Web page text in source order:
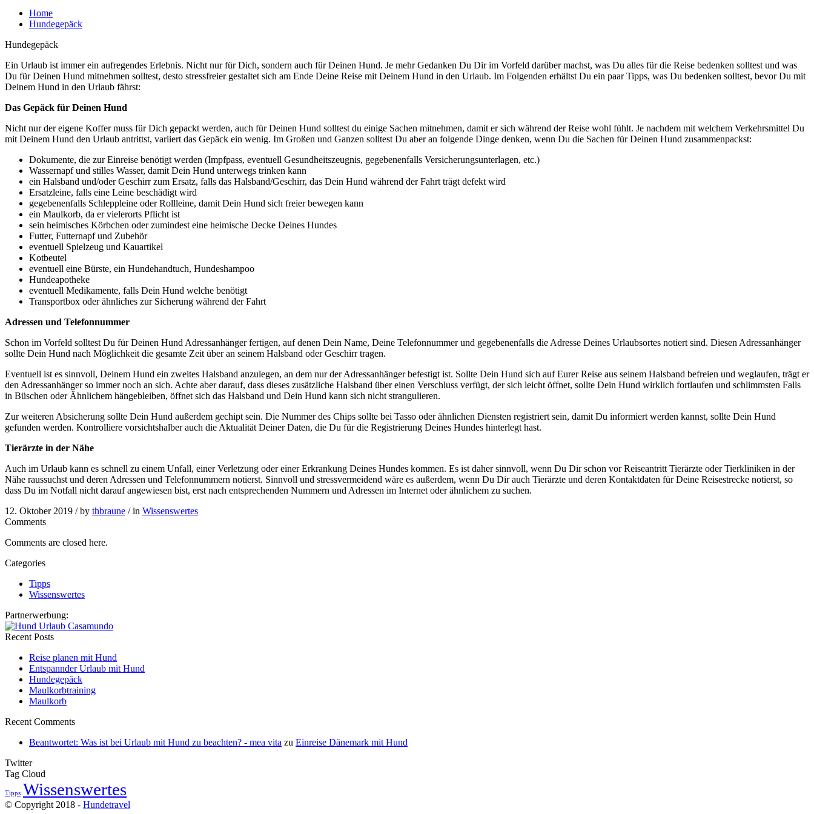
Home
Hundegepäck
Hundegepäck
Ein Urlaub ist immer ein aufregendes Erlebnis. Nicht nur für Dich, sondern auch für Deinen Hund. Je mehr Gedanken Du Dir im Vorfeld darüber machst, was Du alles für die Reise bedenken solltest und was
Du für Deinen Hund mitnehmen solltest, desto stressfreier gestaltet sich am Ende Deine Reise mit Deinem Hund in den Urlaub. Im Folgenden erhältst Du ein paar Tipps, was Du bedenken solltest, bevor Du mit
Deinem Hund in den Urlaub fährst:
Das Gepäck für Deinen Hund
Nicht nur der eigene Koffer muss für Dich gepackt werden, auch für Deinen Hund solltest du einige Sachen mitnehmen, damit er sich während der Reise wohl fühlt. Je nachdem mit welchem Verkehrsmittel Du
mit Deinem Hund den Urlaub antrittst, variiert das Gepäck ein wenig. Im Großen und Ganzen solltest Du aber an folgende Dinge denken, wenn Du die Sachen für Deinen Hund zusammenpackst:
Dokumente, die zur Einreise benötigt werden (Impfpass, eventuell Gesundheitszeugnis, gegebenenfalls Versicherungsunterlagen, etc.)
Wassernapf und stilles Wasser, damit Dein Hund unterwegs trinken kann
ein Halsband und/oder Geschirr zum Ersatz, falls das Halsband/Geschirr, das Dein Hund während der Fahrt trägt defekt wird
Ersatzleine, falls eine Leine beschädigt wird
gegebenenfalls Schleppleine oder Rollleine, damit Dein Hund sich freier bewegen kann
ein Maulkorb, da er vielerorts Pflicht ist
sein heimisches Körbchen oder zumindest eine heimische Decke Deines Hundes
Futter, Futternapf und Zubehör
eventuell Spielzeug und Kauartikel
Kotbeutel
eventuell eine Bürste, ein Hundehandtuch, Hundeshampoo
Hundeapotheke
eventuell Medikamente, falls Dein Hund welche benötigt
Transportbox oder ähnliches zur Sicherung während der Fahrt
Adressen und Telefonnummer
Schon im Vorfeld solltest Du für Deinen Hund Adressanhänger fertigen, auf denen Dein Name, Deine Telefonnummer und gegebenenfalls die Adresse Deines Urlaubsortes notiert sind. Diesen Adressanhänger
sollte Dein Hund nach Möglichkeit die gesamte Zeit über an seinem Halsband oder Geschirr tragen.
Eventuell ist es sinnvoll, Deinem Hund ein zweites Halsband anzulegen, an dem nur der Adressanhänger befestigt ist. Sollte Dein Hund sich auf Eurer Reise aus seinem Halsband befreien und weglaufen, trägt er
den Adressanhänger so immer noch an sich. Achte aber darauf, dass dieses zusätzliche Halsband über einen Verschluss verfügt, der sich leicht öffnet, sollte Dein Hund wirklich fortlaufen und schlimmsten Falls
in Büschen oder Ähnlichem hängebleiben, öffnet sich das Halsband und Dein Hund kann sich nicht strangulieren.
Zur weiteren Absicherung sollte Dein Hund außerdem gechipt sein. Die Nummer des Chips sollte bei Tasso oder ähnlichen Diensten registriert sein, damit Du informiert werden kannst, sollte Dein Hund
gefunden werden. Kontrolliere vorsichtshalber auch die Aktualität Deiner Daten, die Du für die Registrierung Deines Hundes hinterlegt hast.
Tierärzte in der Nähe
Auch im Urlaub kann es schnell zu einem Unfall, einer Verletzung oder einer Erkrankung Deines Hundes kommen. Es ist daher sinnvoll, wenn Du Dir schon vor Reiseantritt Tierärzte oder Tierkliniken in der
Nähe raussuchst und deren Adressen und Telefonnummern notierst. Sinnvoll und stressvermeidend wäre es außerdem, wenn Du Dir auch Tierärzte und deren Kontaktdaten für Deine Reisestrecke notierst, so
dass Du im Notfall nicht darauf angewiesen bist, erst nach entsprechenden Nummern und Adressen im Internet oder ähnlichem zu suchen.
12. Oktober 2019 /by thbraune / in Wissenswertes
Comments
Comments are closed here.
Categories
Tipps
Wissenswertes
Partnerwerbung:
Recent Posts
Reise planen mit Hund
Entspannder Urlaub mit Hund
Hundegepäck
Maulkorbtraining
Maulkorb
Recent Comments
Beantwortet: Was ist bei Urlaub mit Hund zu beachten? - mea vita zu Einreise Dänemark mit Hund
Twitter
Tag Cloud
Tipps Wissenswertes
© Copyright 2018 - Hundetravel